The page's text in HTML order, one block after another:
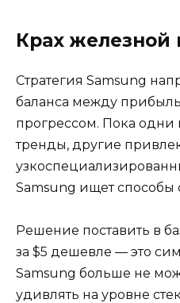
Крах железной
Стратегия Samsung
баланса между
прогрессом. Пока одни
тренды, другие
Samsung ищет способы
Решение поставить в
за $5 дешевле — это
Samsung больше не
удивлять на уровне